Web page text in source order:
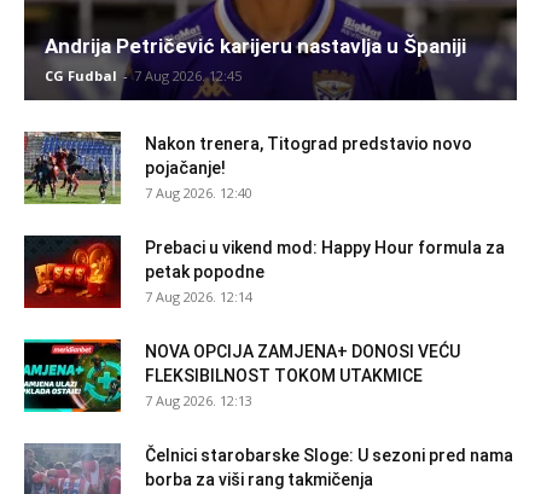
Andrija Petričević karijeru nastavlja u Španiji
CG Fudbal - 7 Aug 2026. 12:45
Nakon trenera, Titograd predstavio novo
pojačanje!
7 Aug 2026. 12:40
Prebaci u vikend mod: Happy Hour formula za
petak popodne
7 Aug 2026. 12:14
NOVA OPCIJA ZAMJENA+ DONOSI VEĆU
FLEKSIBILNOST TOKOM UTAKMICE
7 Aug 2026. 12:13
Čelnici starobarske Sloge: U sezoni pred nama
borba za viši rang takmičenja